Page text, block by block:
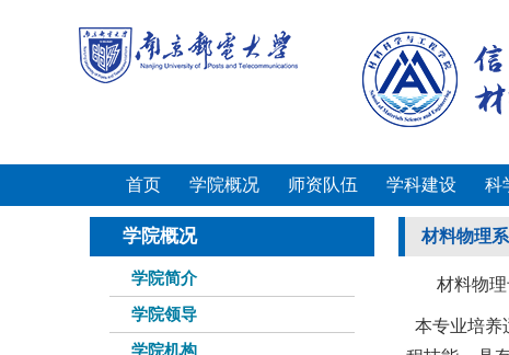
首页 学院概况 师资队伍 学科建设 科
学院概况
学院简介
学院领导
学院机构
材料物理系
材料物
本专业培养